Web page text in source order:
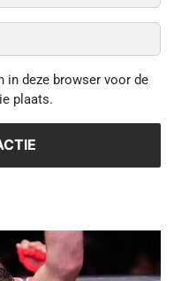
in deze browser voor de
plaats.